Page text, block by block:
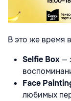
В это же время
Selfie Box —
Face
любимых